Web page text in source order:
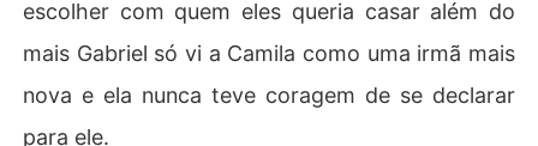
escolher com quem eles queria casar além do
mais Gabriel só vi a Camila como uma irmã mais
nova e ela nunca teve coragem de se declarar
para ele.